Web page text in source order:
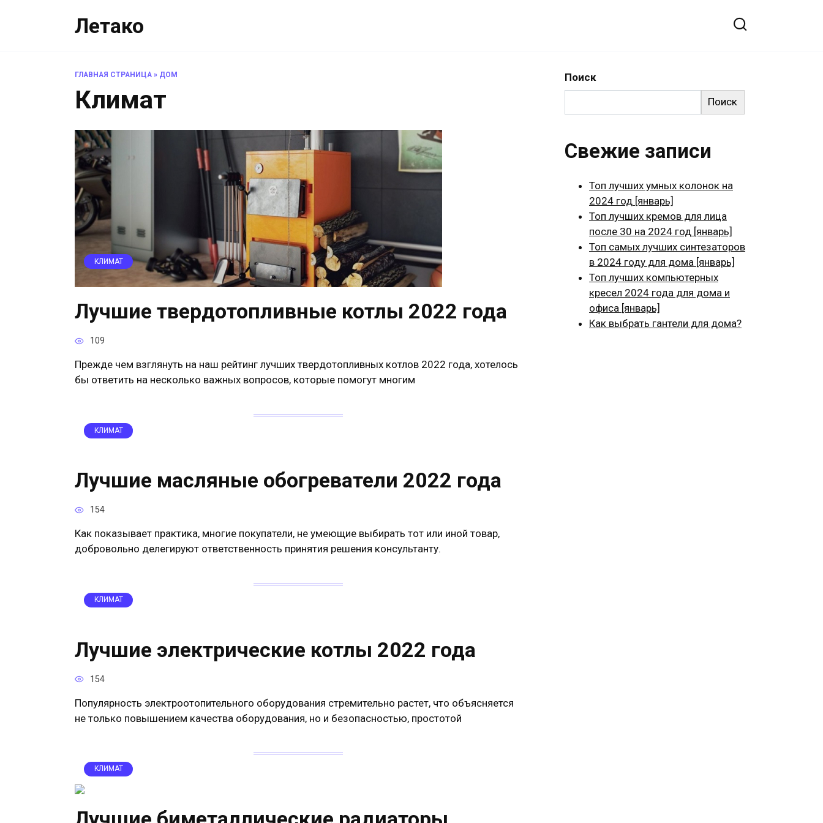
Летако
ГЛАВНАЯ СТРАНИЦА » ДОМ
Климат
КЛИМАТ
Лучшие твердотопливные котлы 2022 года
109
Прежде чем взглянуть на наш рейтинг лучших твердотопливных котлов 2022 года, хотелось
бы ответить на несколько важных вопросов, которые помогут многим
КЛИМАТ
Лучшие масляные обогреватели 2022 года
154
Как показывает практика, многие покупатели, не умеющие выбирать тот или иной товар,
добровольно делегируют ответственность принятия решения консультанту.
КЛИМАТ
Лучшие электрические котлы 2022 года
154
Популярность электроотопительного оборудования стремительно растет, что объясняется
не только повышением качества оборудования, но и безопасностью, простотой
КЛИМАТ
Поиск
Поиск
Свежие записи
Топ лучших умных колонок на
2024 год [январь]
Топ лучших кремов для лица
после 30 на 2024 год [январь]
Топ самых лучших синтезаторов
в 2024 году для дома [январь]
Топ лучших компьютерных
кресел 2024 года для дома и
офиса [январь]
Как выбрать гантели для дома?